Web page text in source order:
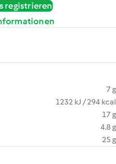
registrieren
7 g
1232 kJ / 294 kcal
17 g
4.8 g
25 g